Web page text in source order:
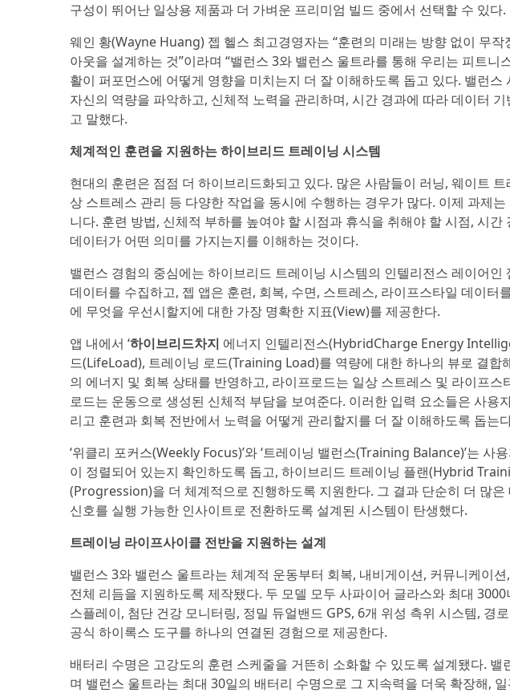
구성이 뛰어난 일상용 제품과 더 가벼운 프리미엄 빌드 중에서 선택할 수 있다.
웨인 황(Wayne Huang) 젭 헬스 최고경영자는 “훈련의 미래는 방향 없이 무
아웃을 설계하는 것”이라며 “밸런스 3와 밸런스 울트라를 통해 우리는 피트니
활이 퍼포먼스에 어떻게 영향을 미치는지 더 잘 이해하도록 돕고 있다. 밸런
자신의 역량을 파악하고, 신체적 노력을 관리하며, 시간 경과에 따라 데이터
고 말했다.
체계적인 훈련을 지원하는 하이브리드 트레이닝 시스템
현대의 훈련은 점점 더 하이브리드화되고 있다. 많은 사람들이 러닝, 웨이트
상 스트레스 관리 등 다양한 작업을 동시에 수행하는 경우가 많다. 이제 과제
니다. 훈련 방법, 신체적 부하를 높여야 할 시점과 휴식을 취해야 할 시점, 시
데이터가 어떤 의미를 가지는지를 이해하는 것이다.
밸런스 경험의 중심에는 하이브리드 트레이닝 시스템의 인텔리전스 레이어
데이터를 수집하고, 젭 앱은 훈련, 회복, 수면, 스트레스, 라이프스타일 데이터
에 무엇을 우선시할지에 대한 가장 명확한 지표(View)를 제공한다.
앱 내에서 ‘하이브리드차지 에너지 인텔리전스(HybridCharge Energy
드(LifeLoad), 트레이닝 로드(Training Load)를 역량에 대한 하나의 뷰로 결합
의 에너지 및 회복 상태를 반영하고, 라이프로드는 일상 스트레스 및 라이프
로드는 운동으로 생성된 신체적 부담을 보여준다. 이러한 입력 요소들은 사용
리고 훈련과 회복 전반에서 노력을 어떻게 관리할지를 더 잘 이해하도록 돕는
‘위클리 포커스(Weekly Focus)’와 ‘트레이닝 밸런스(Training Balance)’는 사
이 정렬되어 있는지 확인하도록 돕고, 하이브리드 트레이닝 플랜(Hybrid
(Progression)을 더 체계적으로 진행하도록 지원한다. 그 결과 단순히 더 많
신호를 실행 가능한 인사이트로 전환하도록 설계된 시스템이 탄생했다.
트레이닝 라이프사이클 전반을 지원하는 설계
밸런스 3와 밸런스 울트라는 체계적 운동부터 회복, 내비게이션, 커뮤니케이
전체 리듬을 지원하도록 제작됐다. 두 모델 모두 사파이어 글라스와 최대
스플레이, 첨단 건강 모니터링, 정밀 듀얼밴드 GPS, 6개 위성 측위 시스템, 경
공식 하이록스 도구를 하나의 연결된 경험으로 제공한다.
배터리 수명은 고강도의 훈련 스케줄을 거뜬히 소화할 수 있도록 설계됐다.
며 밸런스 울트라는 최대 30일의 배터리 수명으로 그 지속력을 더욱 확장해,